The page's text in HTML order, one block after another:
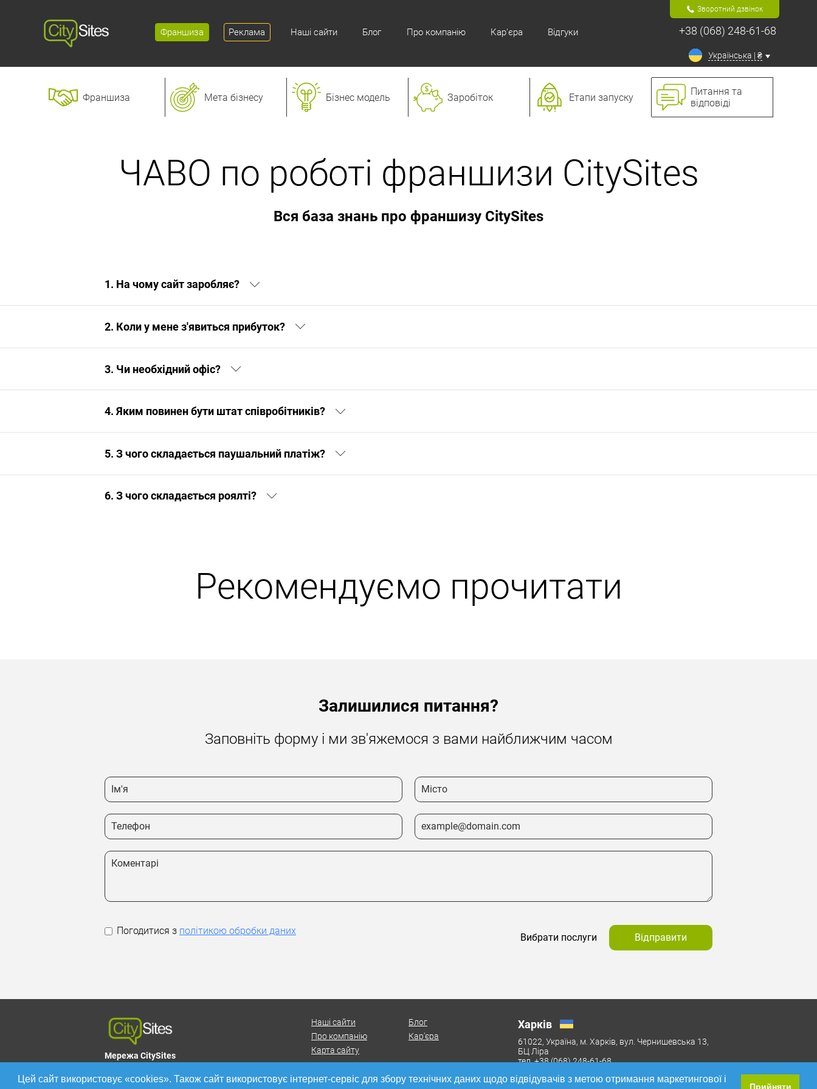
Цей сайт використовує «cookies». Також сайт використовує інтернет-сервіс для збору технічних даних щодо відвідувачів з метою отримання маркетингової і
Прийняти
Зворотний дзвінок
+38 (068) 248-61-68
Українська | ₴
Франшиза
Франшиза Мета бізнесу Бізнес модель Заробіток Етапи запуску
Питання та
відповіді
Реклама Наші сайти Блог Про компанію Кар'єра Відгуки
ЧАВО по роботі франшизи CitySites
Вся база знань про франшизу CitySites
1. На чому сайт заробляє?
2. Коли у мене з'явиться прибуток?
3. Чи необхідний офіс?
4. Яким повинен бути штат співробітників?
5. З чого складається паушальний платіж?
6. З чого складається роялті?
Рекомендуємо прочитати
Залишилися питання?
Заповніть форму і ми зв'яжемося з вами найближчим часом
Погодитися з політикою обробки даних
Вибрати послуги Відправити
Мережа CitySites
Наші сайти
Блог
Про компанію
Кар'єра
Карта сайту
Політика конфіденційності
Харків
61022, Україна, м. Харків, вул. Чернишевська 13,
БЦ Ліра
тел. +38 (068) 248-61-68